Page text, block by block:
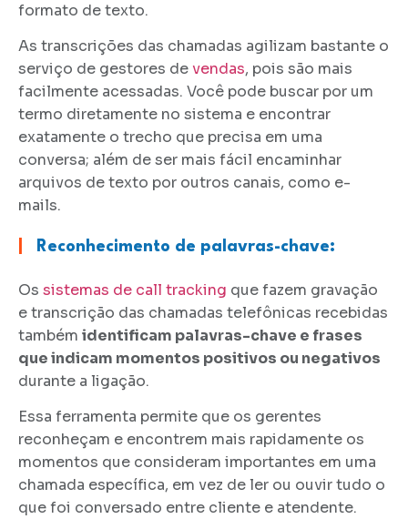
formato de texto.
As transcrições das chamadas agilizam bastante o
serviço de gestores devendas, pois são mais
facilmente acessadas. Você pode buscar por um
termo diretamente no sistema e encontrar
exatamente o trecho que precisa em uma
conversa; além de ser mais fácil encaminhar
arquivos de texto por outros canais, como e-
mails.
Reconhecimento de palavras-chave:
Os sistemas de call tracking que fazem gravação
e transcrição das chamadas telefônicas recebidas
também identificam palavras-chave e frases
que indicam momentos positivos ou negativos
durante a ligação.
Essa ferramenta permite que os gerentes
reconheçam e encontrem mais rapidamente os
momentos que consideram importantes em uma
chamada específica, em vez de ler ou ouvir tudo o
que foi conversado entre cliente e atendente.